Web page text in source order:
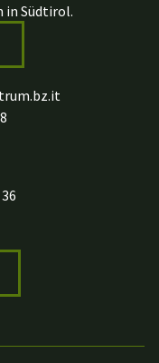
in Südtirol.